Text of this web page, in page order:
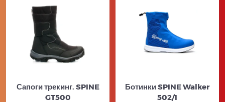
Сапоги трекинг. SPINE
GT500
Ботинки SPINE Walker
502/1